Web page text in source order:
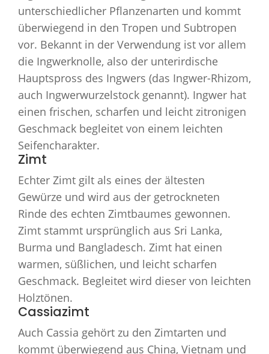
unterschiedlicher Pflanzenarten und kommt
überwiegend in den Tropen und Subtropen
vor. Bekannt in der Verwendung ist vor allem
die Ingwerknolle, also der unterirdische
Hauptspross des Ingwers (das Ingwer-Rhizom,
auch Ingwerwurzelstock genannt). Ingwer hat
einen frischen, scharfen und leicht zitronigen
Geschmack begleitet von einem leichten
Seifencharakter.
Zimt
Echter Zimt gilt als eines der ältesten
Gewürze und wird aus der getrockneten
Rinde des echten Zimtbaumes gewonnen.
Zimt stammt ursprünglich aus Sri Lanka,
Burma und Bangladesch. Zimt hat einen
warmen, süßlichen, und leicht scharfen
Geschmack. Begleitet wird dieser von leichten
Holztönen.
Cassiazimt
Auch Cassia gehört zu den Zimtarten und
kommt überwiegend aus China, Vietnam und